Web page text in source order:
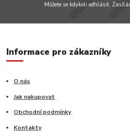
Můžete se kdykoli odhlásit.
Informace pro zákazníky
O nás
Jak nakupovat
Obchodní podmínky
Kontakty